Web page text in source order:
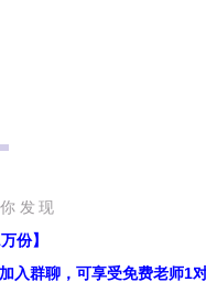
份】
加入群聊，可享受免费老师1